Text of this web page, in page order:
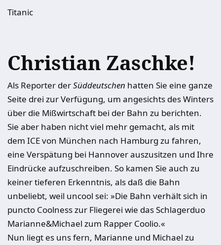
Titanic
Christian Zaschke!
Als Reporter derSüddeutschen hatten Sie eine ganze
Seite drei zur Verfügung, um angesichts des Winters
über die Mißwirtschaft bei der Bahn zu berichten.
Sie aber haben nicht viel mehr gemacht, als mit
dem ICE von München nach Hamburg zu fahren,
eine Verspätung bei Hannover auszusitzen und Ihre
Eindrücke aufzuschreiben. So kamen Sie auch zu
keiner tieferen Erkenntnis, als daß die Bahn
unbeliebt, weil uncool sei: »Die Bahn verhält sich in
puncto Coolness zur Fliegerei wie das Schlagerduo
Marianne&Michael zum Rapper Coolio.«
Nun liegt es uns fern, Marianne und Michael zu